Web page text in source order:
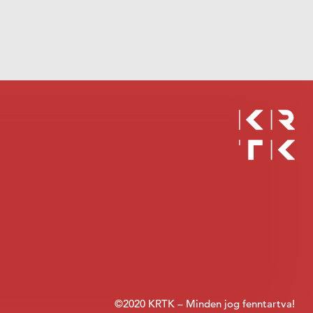
©2020 KRTK – Minden jog fenntartva!